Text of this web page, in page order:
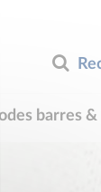
barres